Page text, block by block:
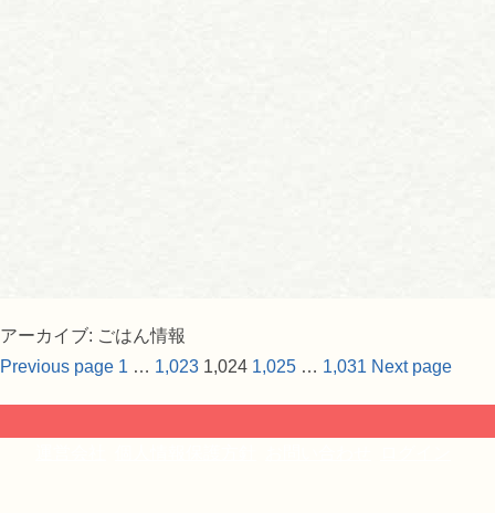
アーカイブ: ごはん情報
投
稿
Previous page Page
1 … Page
1,023 Page
1,024 Page
1,025 … Page
1,031 Next page